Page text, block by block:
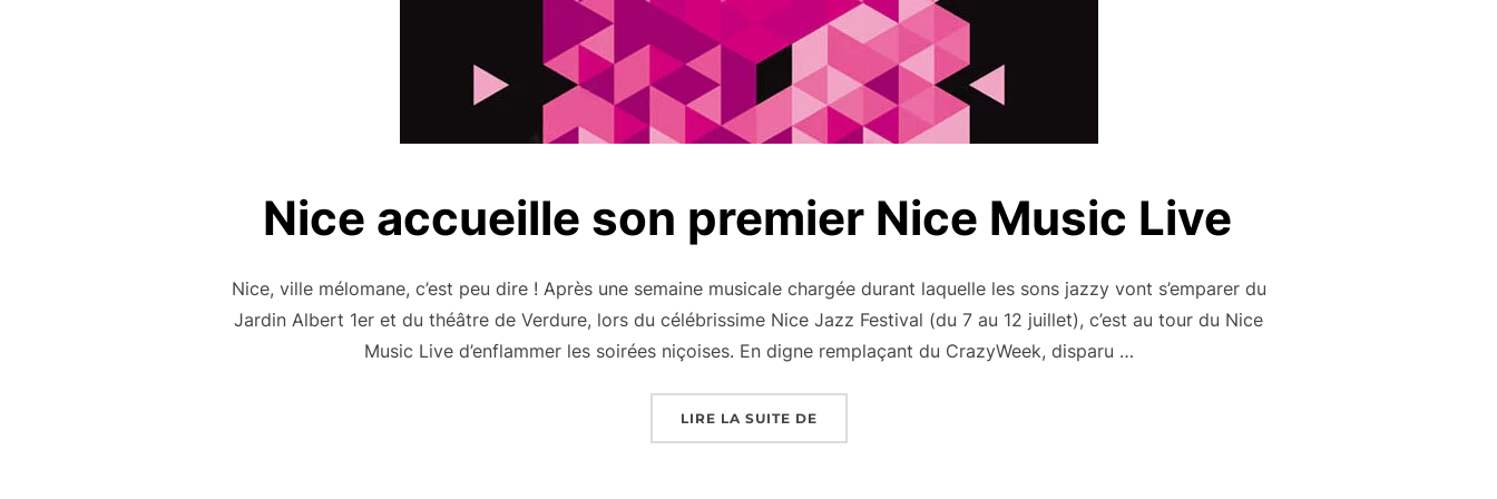
Nice accueille son premier Nice Music Live
Nice, ville mélomane, c’est peu dire ! Après une semaine musicale chargée durant laquelle les sons jazzy vont s’emparer du
Jardin Albert 1er et du théâtre de Verdure, lors du célébrissime Nice Jazz Festival (du 7 au 12 juillet), c’est au tour du Nice
Music Live d’enflammer les soirées niçoises. En digne remplaçant du CrazyWeek, disparu …
LIRE LA SUITE DE« NICE ACCUEILLE SON PREMIER NICE MUSIC LIVE »